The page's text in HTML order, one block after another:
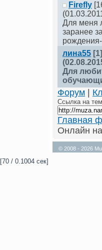
Firefly
Для меня
заранее
лина55 [1]
Для
Форум
Ссылка на
Главная
Онлайн
© 2008 - 2026
[70 / 0.1004 сек]